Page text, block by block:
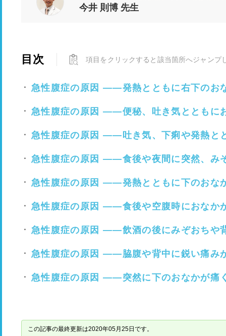
今井 則博 先生
目次 項目をクリックすると該当箇所へジャンプ
急性腹症の原因 ――発熱とともに右下のお
急性腹症の原因 ――便秘、吐き気とともに
急性腹症の原因 ――吐き気、下痢や発熱と
急性腹症の原因 ――食後や夜間に突然、み
急性腹症の原因 ――発熱とともに下のおな
急性腹症の原因 ――食後や空腹時におなか
急性腹症の原因 ――飲酒の後にみぞおちや
急性腹症の原因 ――脇腹や背中に鋭い痛み
急性腹症の原因 ――突然に下のおなかが痛
この記事の最終更新は2020年05月25日です。